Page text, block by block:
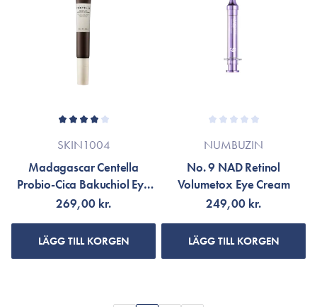
SKIN1004
Madagascar Centella
Probio-Cica Bakuchiol Eye
Cream
269,00 kr.
LÄGG TILL KORGEN
NUMBUZIN
No. 9 NAD Retinol
Volumetox Eye Cream
249,00 kr.
LÄGG TILL KORGEN